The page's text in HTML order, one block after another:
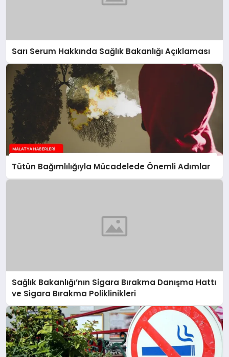
Sarı Serum Hakkında Sağlık Bakanlığı Açıklaması
Tütün Bağımlılığıyla Mücadelede Önemli Adımlar
Sağlık Bakanlığı’nın Sigara Bırakma Danışma Hattı
ve Sigara Bırakma Poliklinikleri